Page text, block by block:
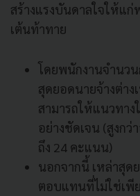
สร้างแรงบันดาลใจให้แ
เต้นท้าทาย
โดยพนักงานจำนว
สุดยอดนายจ้างต่า
สามารถให้แนวทา
อย่างชัดเจน (สูงกว่
ถึง 24 คะแนน)
นอกจากนี้ เหล่าสุด
ตอบแทนที่ไม่ใช่เพี